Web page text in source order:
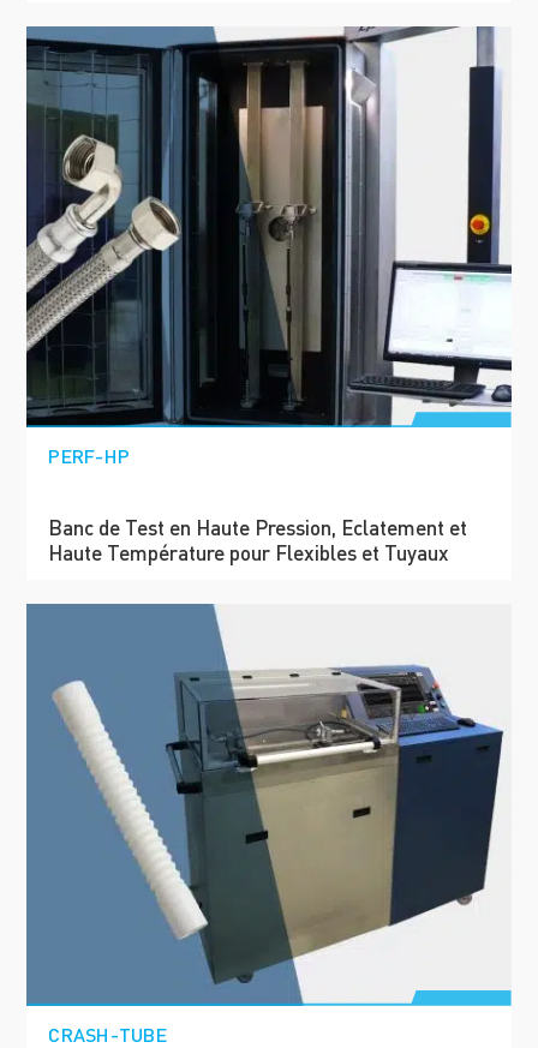
PERF-HP
Banc de Test en Haute Pression, Eclatement et
Haute Température pour Flexibles et Tuyaux
CRASH-TUBE